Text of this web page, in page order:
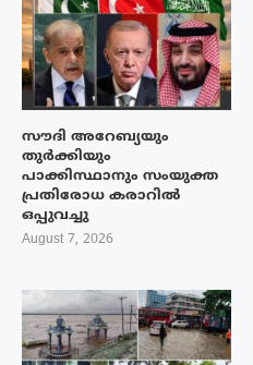
സൗദി അറേബ്യയും
തുർക്കിയും
പാക്കിസ്ഥാനും സംയുക്ത
പ്രതിരോധ കരാറിൽ
ഒപ്പുവച്ചു
August 7, 2026